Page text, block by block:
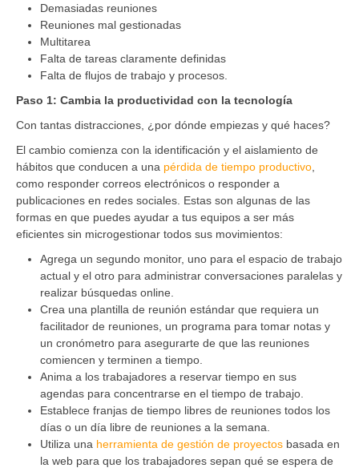
Demasiadas reuniones
Reuniones mal gestionadas
Multitarea
Falta de tareas claramente definidas
Falta de flujos de trabajo y procesos.
Paso 1: Cambia la productividad con la tecnología
Con tantas distracciones, ¿por dónde empiezas y qué haces?
El cambio comienza con la identificación y el aislamiento de
hábitos que conducen a una pérdida de tiempo productivo
como responder correos electrónicos o responder a
publicaciones en redes sociales. Estas son algunas de las
formas en que puedes ayudar a tus equipos a ser más
eficientes sin microgestionar todos sus movimientos:
Agrega un segundo monitor, uno para el espacio de trabajo
actual y el otro para administrar conversaciones paralelas y
realizar búsquedas online.
Crea una plantilla de reunión estándar que requiera un
facilitador de reuniones, un programa para tomar notas y
un cronómetro para asegurarte de que las reuniones
comiencen y terminen a tiempo.
Anima a los trabajadores a reservar tiempo en sus
agendas para concentrarse en el tiempo de trabajo.
Establece franjas de tiempo libres de reuniones todos los
días o un día libre de reuniones a la semana.
Utiliza una herramienta de gestión de proyectos basada en
la web para que los trabajadores sepan qué se espera de